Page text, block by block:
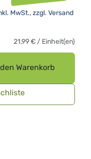
Warenkorb
MwSt., zzgl. Versand
21,99€ / Einheit(en)